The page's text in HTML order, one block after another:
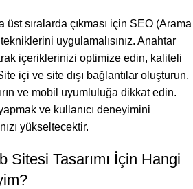
üst sıralarda çıkması için SEO (Arama
uygulamalısınız. Anahtar
içeriklerinizi optimize edin, kaliteli
içi ve site dışı bağlantılar oluşturun,
ve mobil uyumluluğa dikkat edin.
ve kullanıcı deneyimini
yükseltecektir.
Sitesi Tasarımı İçin Hangi